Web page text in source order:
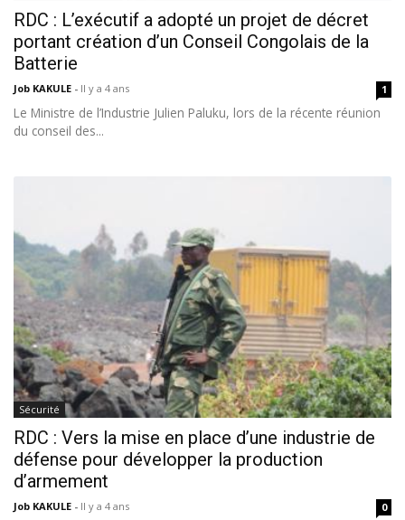
RDC : L’exécutif a adopté un projet de décret
portant création d’un Conseil Congolais de la
Batterie
Job KAKULE - Il y a 4 ans 1
Le Ministre de l’Industrie Julien Paluku, lors de la récente réunion
du conseil des...
Sécurité
RDC : Vers la mise en place d’une industrie de
défense pour développer la production
d’armement
Job KAKULE - Il y a 4 ans 0